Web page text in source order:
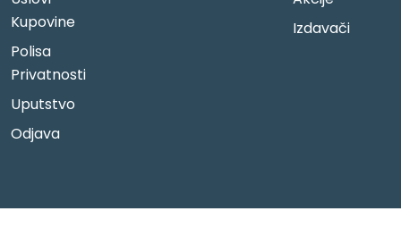
Kupovine
Polisa
Privatnosti
Uputstvo
Odjava
Izdavači